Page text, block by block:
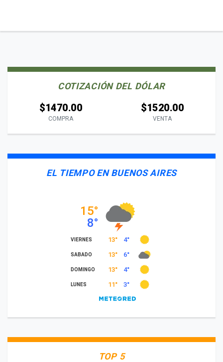
COTIZACIÓN DEL DÓLAR
$1470.00
COMPRA
$1520.00
VENTA
EL TIEMPO EN BUENOS AIRES
TOP 5